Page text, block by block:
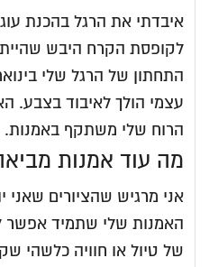
איבדתי את הרגל בהכנת
עצמי הולך לאיבוד בצבע.
הרוח שלי משתקף באמנות.
מה עוד אמנות
אני מרגיש שהציורים
האמנות שלי שתמיד אפשר
של טיול או חוויה כלשהי